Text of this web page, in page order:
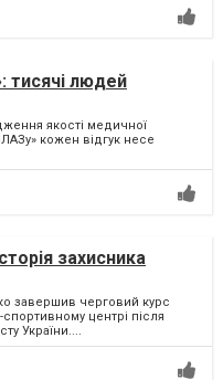
тисячі людей
якості медичної
кожен відгук несе
захисника
завершив черговий курс
спортивному центрі після
України....